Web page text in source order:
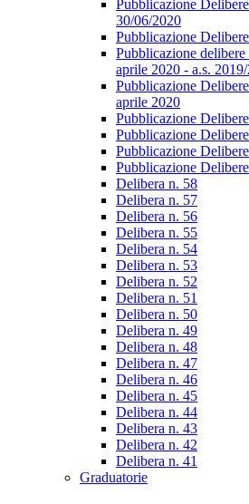
Pubblicazione
30/06/2020
Pubblicazione
Pubblicazione
aprile 2020 - a.s.
Pubblicazione
aprile 2020
Pubblicazione
Pubblicazione
Pubblicazione
Pubblicazione
Delibera n. 58
Delibera n. 57
Delibera n. 56
Delibera n. 55
Delibera n. 54
Delibera n. 53
Delibera n. 52
Delibera n. 51
Delibera n. 50
Delibera n. 49
Delibera n. 48
Delibera n. 47
Delibera n. 46
Delibera n. 45
Delibera n. 44
Delibera n. 43
Delibera n. 42
Delibera n. 41
Graduatorie